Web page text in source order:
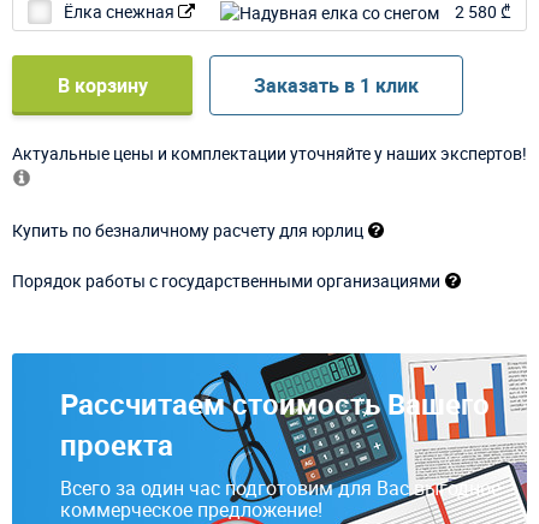
Ёлка снежная 2 580 ₾
В корзину Заказать в 1 клик
Актуальные цены и комплектации уточняйте у наших экспертов!
Купить по безналичному расчету для юрлиц
Порядок работы с государственными организациями
Рассчитаем стоимость Вашего
проекта
Всего за один час подготовим для Вас выгодное
коммерческое предложение!